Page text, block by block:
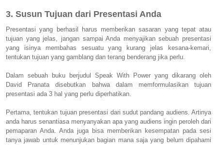
3. Susun Tujuan dari Presentasi Anda
Presentasi yang berhasil harus memberikan sasaran yang tepat atau
tujuan yang jelas, jangan sampai Anda menyajikan sebuah presentasi
yang isinya membahas sesuatu yang kurang jelas kesana-kemari,
tentukan tujuan yang gamblang dan terang benderang jika perlu.
Dalam sebuah buku berjudul Speak With Power yang dikarang oleh
David Pranata disebutkan bahwa dalam memformulasikan tujuan
presentasi ada 3 hal yang perlu diperhatikan.
Pertama, tentukan tujuan presentasi dari sudut pandang audiens. Artinya
anda harus senantiasa menyanyakan apa yang audiens ingin peroleh dari
pemaparan Anda. Anda juga bisa memberikan kesempatan pada sesi
tanya jawab untuk menunjukan bagian mana saja yang belum dipahami